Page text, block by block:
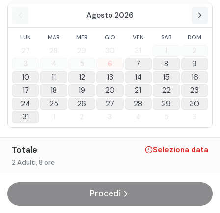
Agosto 2026
LUN MAR MER GIO VEN SAB DOM
27 28 29 30 31 1
2
3
4 5 6 7 8
9
10
11 12 13 14 15
16
17
18 19 20 21 22
23
24
25 26 27 28 29
30
31
1 2 3 4 5 6
Totale Seleziona data
2 Adulti, 8 ore
Procedi